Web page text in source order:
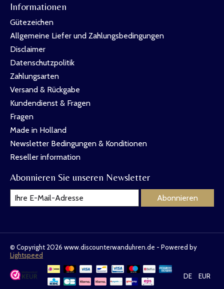
Informationen
Gütezeichen
Allgemeine Liefer und Zahlungsbedingungen
Disclaimer
Datenschutzpolitik
Zahlungsarten
Versand & Rückgabe
Kundendienst & Fragen
Fragen
Made in Holland
Newsletter Bedingungen & Konditionen
Reseller information
Abonnieren Sie unseren Newsletter
Abonnieren
© Copyright 2026 www.discounterwanduhren.de - Powered by
Lightspeed
DE EUR